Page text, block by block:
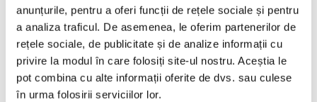
anunțurile, pentru a oferi funcții de rețele sociale și pentru
a analiza traficul. De asemenea, le oferim partenerilor de
rețele sociale, de publicitate și de analize informații cu
privire la modul în care folosiți site-ul nostru. Aceștia le
pot combina cu alte informații oferite de dvs. sau culese
în urma folosirii serviciilor lor.
Categorii